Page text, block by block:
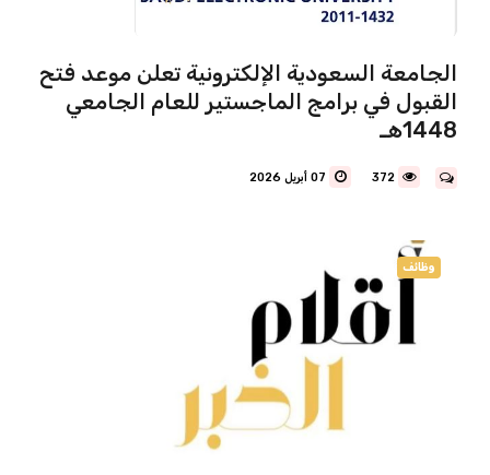
الجامعة السعودية الإلكترونية تعلن موعد فتح
القبول في برامج الماجستير للعام الجامعي
1448هـ
372 07 أبريل 2026
وظائف